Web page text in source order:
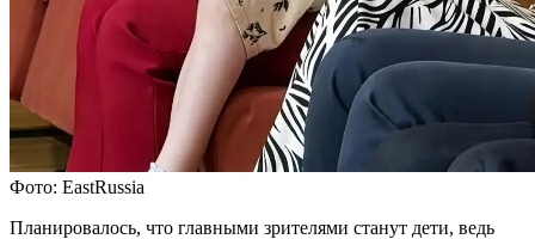
Фото: EastRussia
Планировалось, что главными зрителями станут дети, ведь